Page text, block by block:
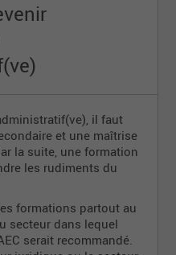
il faut
et une maîtrise
la suite, une formation
les rudiments du
formations partout au
secteur dans lequel
serait recommandé.